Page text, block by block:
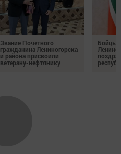
Звание Почетного
гражданина Лениногорска
и района присвоили
ветерану-нефтянику
Бойцы